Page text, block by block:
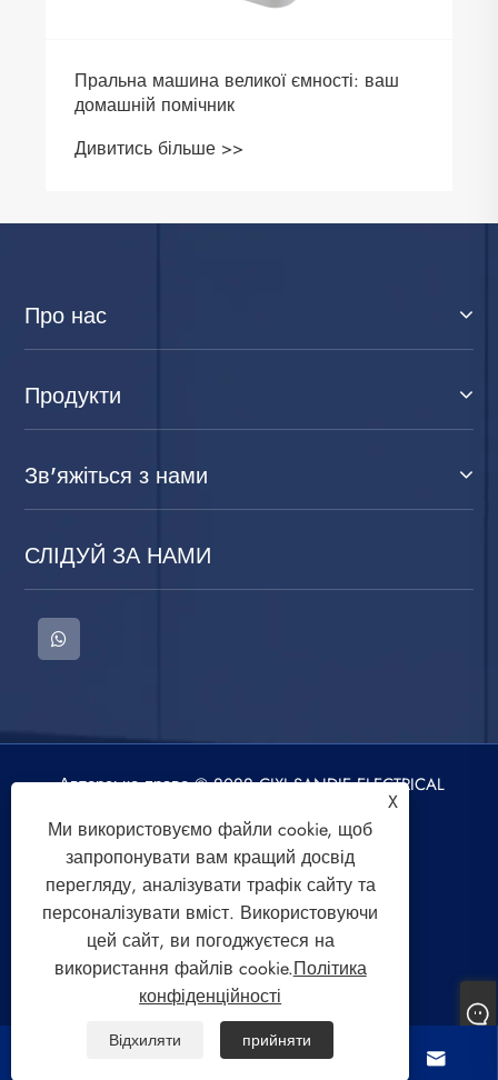
Пральна машина великої ємності: ваш
домашній помічник
Дивитись більше >>
Про нас
Продукти
Зв'яжіться з нами
СЛІДУЙ ЗА НАМИ
Авторське право © 2022 CIXI SANDIE ELECTRICAL
центрифуга, вентилятор повітряного
охолодження. Усі права захищено.
Sitemap RSS
XML
Політика конфіденційності
 
X
Ми використовуємо файли cookie, щоб
запропонувати вам кращий досвід
перегляду, аналізувати трафік сайту та
персоналізувати вміст. Використовуючи
цей сайт, ви погоджуєтеся на
використання файлів cookie.Політика
конфіденційності
Відхиляти прийняти